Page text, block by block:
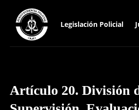
Legislación Policial
Artículo 20. División